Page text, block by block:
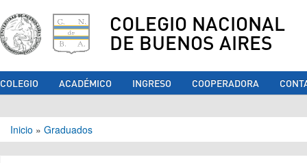
COLEGIO NACIONAL
DE BUENOS AIRES
COLEGIO ACADÉMICO INGRESO COOPERADORA
Se encuentra usted aquí
Inicio » Graduados